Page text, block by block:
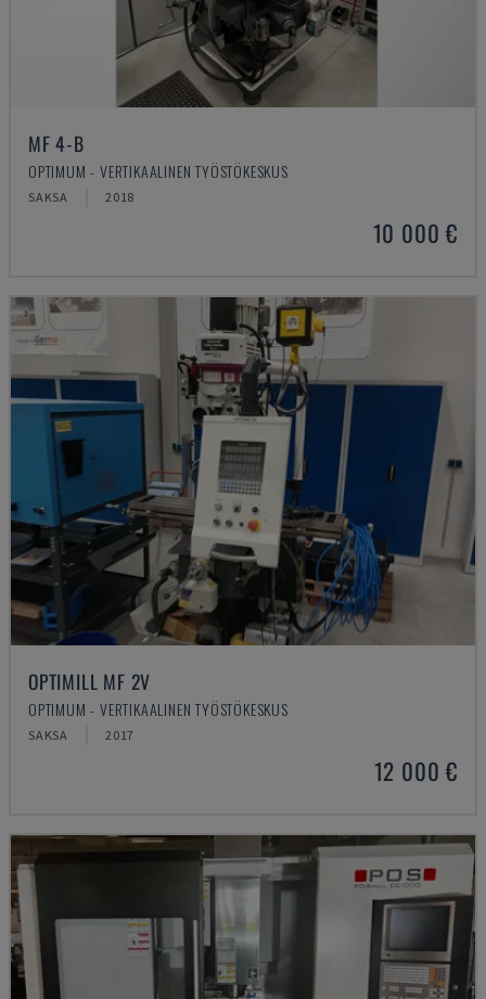
MF 4-B
OPTIMUM - VERTIKAALINEN TYÖSTÖKESKUS
SAKSA 2018
10 000 €
OPTIMILL MF 2V
OPTIMUM - VERTIKAALINEN TYÖSTÖKESKUS
SAKSA 2017
12 000 €